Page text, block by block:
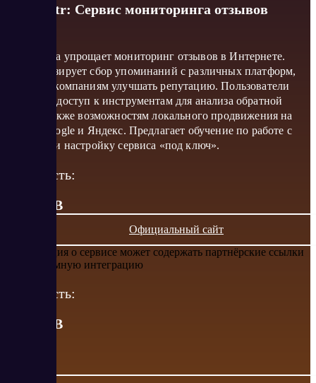
Repometr: Сервис мониторинга отзывов
Платформа упрощает мониторинг отзывов в Интернете.
Автоматизирует сбор упоминаний с различных платформ,
помогает компаниям улучшать репутацию. Пользователи
получают доступ к инструментам для анализа обратной
связи, а также возможностям локального продвижения на
картах Google и Яндекс. Предлагает обучение по работе с
системой и настройку сервиса «под ключ».
Стоимость:
от 0 RUB
Официальный сайт
Информация о сервисе может содержать партнёрские ссылки
или рекламную интеграцию
Стоимость:
RUB